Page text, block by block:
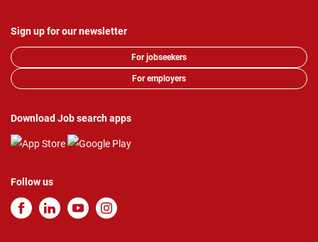
Sign up for our newsletter
For jobseekers
For employers
Download Job search apps
Follow us